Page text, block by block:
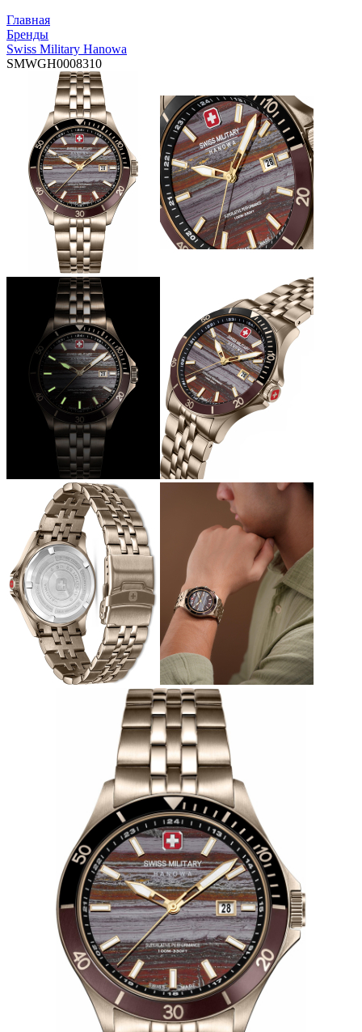
Главная
Бренды
Swiss Military Hanowa
SMWGH0008310